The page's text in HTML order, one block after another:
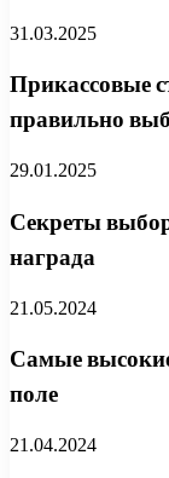
31.03.2025
Прикассовые
правильно
29.01.2025
Секреты
награда
21.05.2024
Самые
поле
21.04.2024